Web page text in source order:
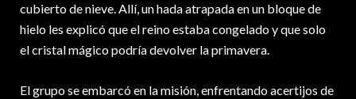
cubierto de nieve. Allí, un hada atrapada en un bloque de
hielo les explicó que el reino estaba congelado y que solo
el cristal mágico podría devolver la primavera.
El grupo se embarcó en la misión, enfrentando acertijos de